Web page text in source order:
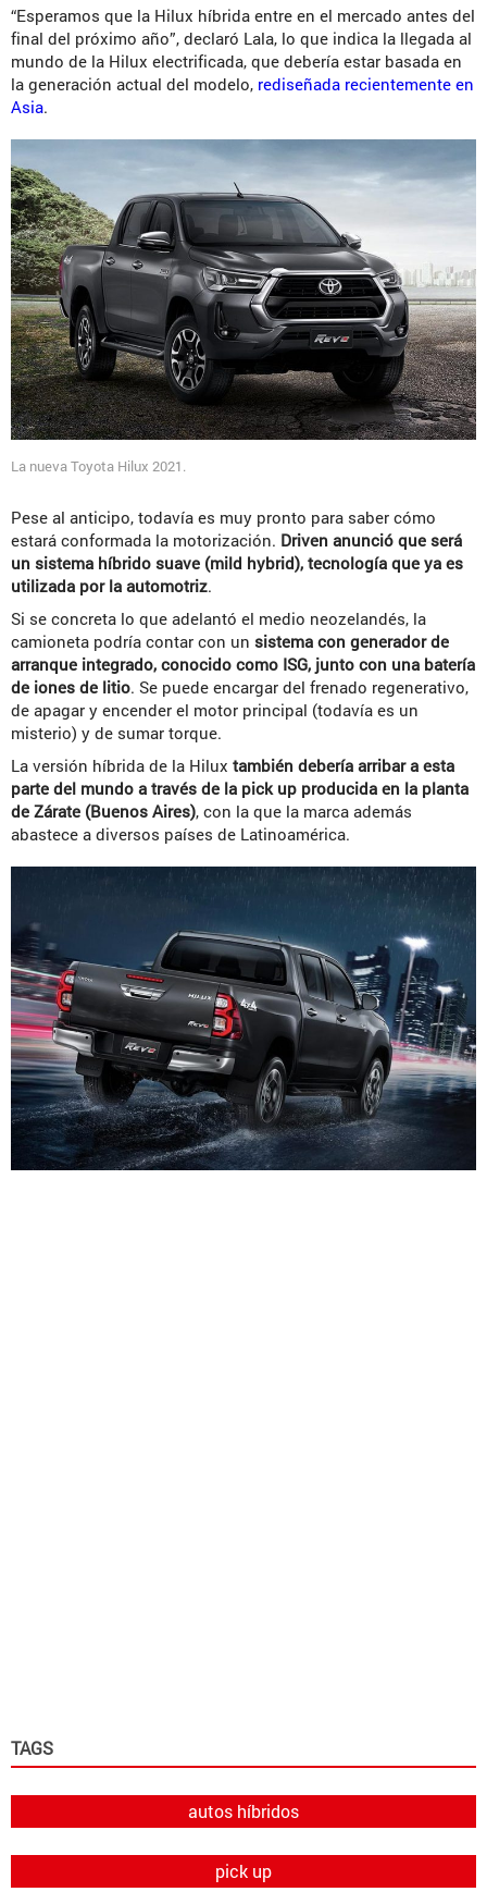
“Esperamos que la Hilux híbrida entre en el mercado antes del
final del próximo año”, declaró Lala, lo que indica la llegada al
mundo de la Hilux electrificada, que debería estar basada en
la generación actual del modelo, rediseñada recientemente en
Asia.
La nueva Toyota Hilux 2021.
Pese al anticipo, todavía es muy pronto para saber cómo
estará conformada la motorización. Driven anunció que será
un sistema híbrido suave (mild hybrid), tecnología que ya es
utilizada por la automotriz.
Si se concreta lo que adelantó el medio neozelandés, la
camioneta podría contar con un sistema con generador de
arranque integrado, conocido como ISG, junto con una batería
de iones de litio. Se puede encargar del frenado regenerativo,
de apagar y encender el motor principal (todavía es un
misterio) y de sumar torque.
La versión híbrida de la Hilux también debería arribar a esta
parte del mundo a través de la pick up producida en la planta
de Zárate (Buenos Aires), con la que la marca además
abastece a diversos países de Latinoamérica.
TAGS
autos híbridos
pick up